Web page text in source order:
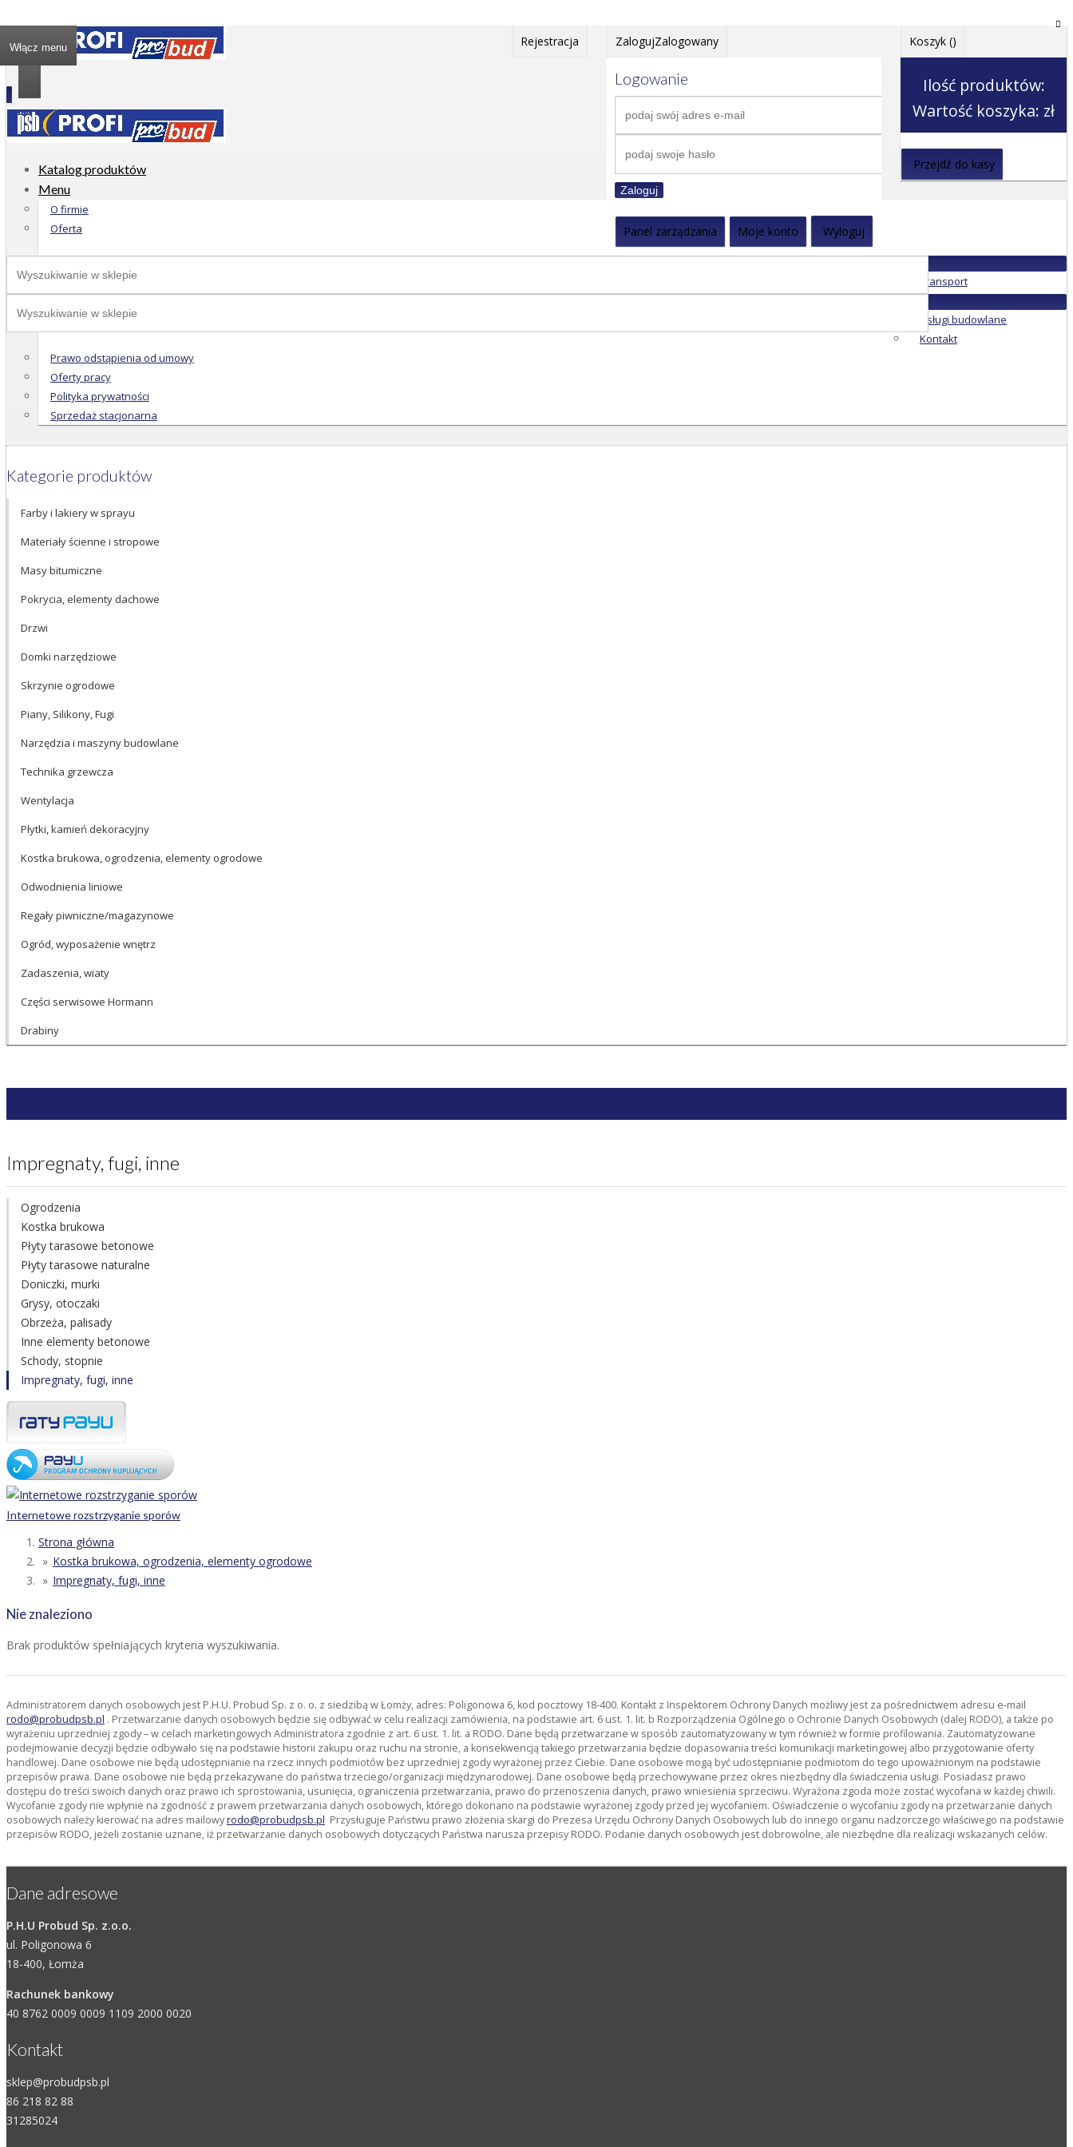
Rejestracja ZalogujZalogowany
Logowanie
Zaloguj
Panel zarządzania Moje konto Wyloguj
Koszyk ()
Ilość produktów:
Wartość koszyka: zł
Przejdź do kasy
Włącz menu
Katalog produktów
Menu
O firmie
Oferta
Transport
Usługi budowlane
Kontakt
Prawo odstąpienia od umowy
Oferty pracy
Polityka prywatności
Sprzedaż stacjonarna
Kategorie produktów
Farby i lakiery w sprayu
Materiały ścienne i stropowe
Masy bitumiczne
Pokrycia, elementy dachowe
Drzwi
Domki narzędziowe
Skrzynie ogrodowe
Piany, Silikony, Fugi
Narzędzia i maszyny budowlane
Technika grzewcza
Wentylacja
Płytki, kamień dekoracyjny
Kostka brukowa, ogrodzenia, elementy ogrodowe
Odwodnienia liniowe
Regały piwniczne/magazynowe
Ogród, wyposażenie wnętrz
Zadaszenia, wiaty
Części serwisowe Hormann
Drabiny
Impregnaty, fugi, inne
Ogrodzenia
Kostka brukowa
Płyty tarasowe betonowe
Płyty tarasowe naturalne
Doniczki, murki
Grysy, otoczaki
Obrzeża, palisady
Inne elementy betonowe
Schody, stopnie
Impregnaty, fugi, inne
Internetowe rozstrzyganie sporów
Strona główna
Kostka brukowa, ogrodzenia, elementy ogrodowe
Impregnaty, fugi, inne
Nie znaleziono
Brak produktów spełniających kryteria wyszukiwania.
Administratorem danych osobowych jest P.H.U. Probud Sp. z o. o. z siedzibą w Łomży, adres: Poligonowa 6, kod pocztowy 18-400. Kontakt z Inspektorem Ochrony Danych możliwy jest za pośrednictwem adresu e-mail
rodo@probudpsb.pl . Przetwarzanie danych osobowych będzie się odbywać w celu realizacji zamówienia, na podstawie art. 6 ust. 1. lit. b Rozporządzenia Ogólnego o Ochronie Danych Osobowych (dalej RODO), a także po
wyrażeniu uprzedniej zgody – w celach marketingowych Administratora zgodnie z art. 6 ust. 1. lit. a RODO. Dane będą przetwarzane w sposób zautomatyzowany w tym również w formie profilowania. Zautomatyzowane
podejmowanie decyzji będzie odbywało się na podstawie historii zakupu oraz ruchu na stronie, a konsekwencją takiego przetwarzania będzie dopasowania treści komunikacji marketingowej albo przygotowanie oferty
handlowej. Dane osobowe nie będą udostępnianie na rzecz innych podmiotów bez uprzedniej zgody wyrażonej przez Ciebie. Dane osobowe mogą być udostępnianie podmiotom do tego upoważnionym na podstawie
przepisów prawa. Dane osobowe nie będą przekazywane do państwa trzeciego/organizacji międzynarodowej. Dane osobowe będą przechowywane przez okres niezbędny dla świadczenia usługi. Posiadasz prawo
dostępu do treści swoich danych oraz prawo ich sprostowania, usunięcia, ograniczenia przetwarzania, prawo do przenoszenia danych, prawo wniesienia sprzeciwu. Wyrażona zgoda może zostać wycofana w każdej chwili.
Wycofanie zgody nie wpłynie na zgodność z prawem przetwarzania danych osobowych, którego dokonano na podstawie wyrażonej zgody przed jej wycofaniem. Oświadczenie o wycofaniu zgody na przetwarzanie danych
osobowych należy kierować na adres mailowyrodo@probudpsb.pl Przysługuje Państwu prawo złożenia skargi do Prezesa Urzędu Ochrony Danych Osobowych lub do innego organu nadzorczego właściwego na podstawie
przepisów RODO, jeżeli zostanie uznane, iż przetwarzanie danych osobowych dotyczących Państwa narusza przepisy RODO. Podanie danych osobowych jest dobrowolne, ale niezbędne dla realizacji wskazanych celów.
Dane adresowe
P.H.U Probud Sp. z.o.o.
ul. Poligonowa 6
18-400, Łomża
Rachunek bankowy
40 8762 0009 0009 1109 2000 0020
Kontakt
sklep@probudpsb.pl
86 218 82 88
31285024